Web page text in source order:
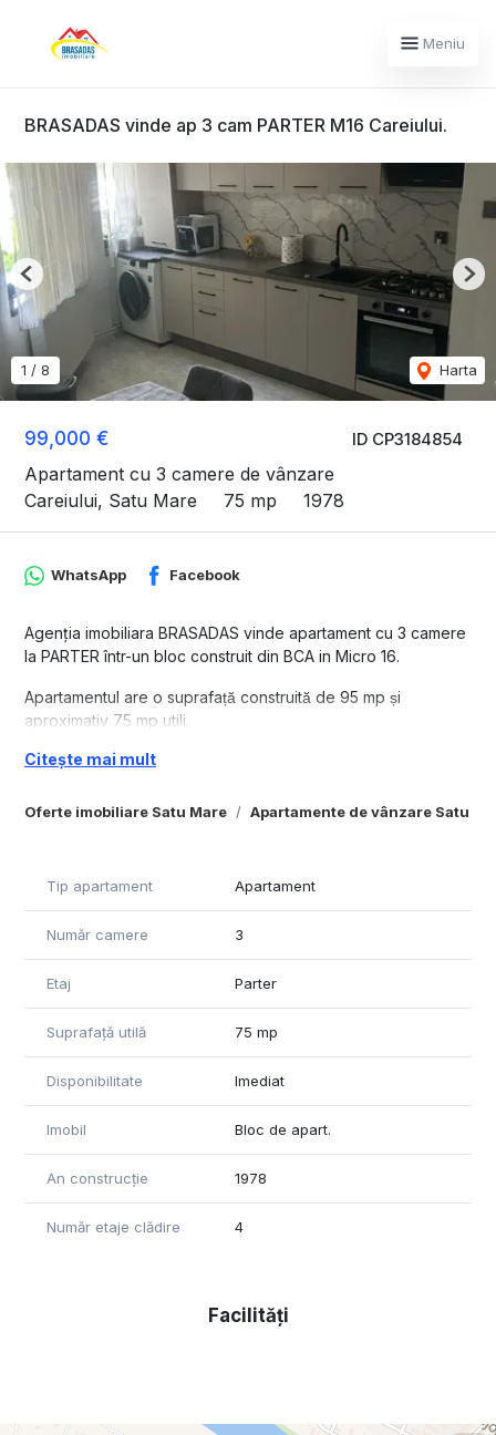
Meniu
BRASADAS vinde ap 3 cam PARTER M16 Careiului.
ID CP3184854
99,000 €
Apartament cu 3 camere de vânzare
Careiului, Satu Mare
75 mp 1978
1 / 8 Harta
Previous
Oferte imobiliare Satu Mare Apartamente de vânzare Satu
WhatsApp Facebook
Agenția imobiliara BRASADAS vinde apartament cu 3 camere
la PARTER într-un bloc construit din BCA in Micro 16.
Apartamentul are o suprafață construită de 95 mp și
aproximativ 75 mp utili.
- Apartament foarte bine intretinut si ingrijit
- Raman incluse mobilierul, electrocasnicele, masina de
calorifere
- Instalatie termica realizata pe cupru
- Canalizare separat
Www.brasadas.com.
Citește mai mult
Tip apartament Apartament
Număr camere 3
Etaj Parter
Suprafață utilă 75 mp
Disponibilitate Imediat
Imobil Bloc de apart.
An construcție 1978
Număr etaje clădire 4
Facilități